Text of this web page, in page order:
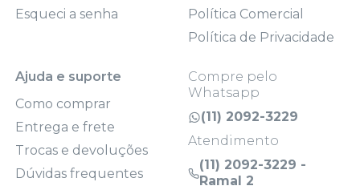
Esqueci a senha
Política Comercial
Política de Privacidade
Ajuda e suporte
Como comprar
Entrega e frete
Trocas e devoluções
Dúvidas frequentes
Compre pelo
Whatsapp
(11) 2092-3229
Atendimento
(11) 2092-3229 -
Ramal 2